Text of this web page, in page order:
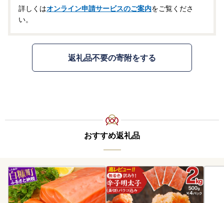
詳しくはオンライン申請サービスのご案内をご覧くださ
い。
返礼品不要の寄附をする
おすすめ返礼品